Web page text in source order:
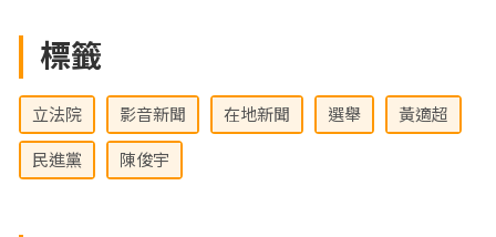
標籤
立法院 影音新聞 在地新聞 選舉 黃適超
民進黨 陳俊宇